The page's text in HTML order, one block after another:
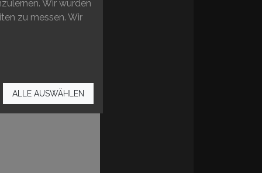
Wir würden
zu messen. Wir
ALLE AUSWÄHLEN